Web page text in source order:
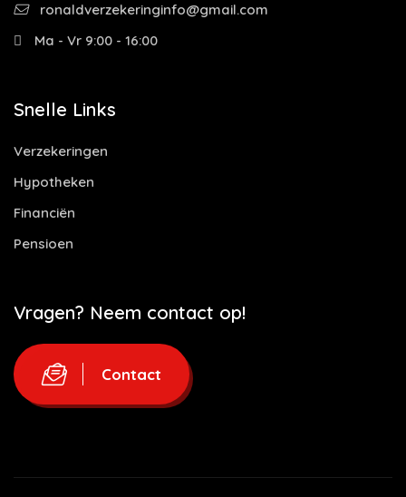
ronaldverzekeringinfo@gmail.com
Ma - Vr 9:00 - 16:00
Snelle Links
Verzekeringen
Hypotheken
Financiën
Pensioen
Vragen? Neem contact op!
Contact